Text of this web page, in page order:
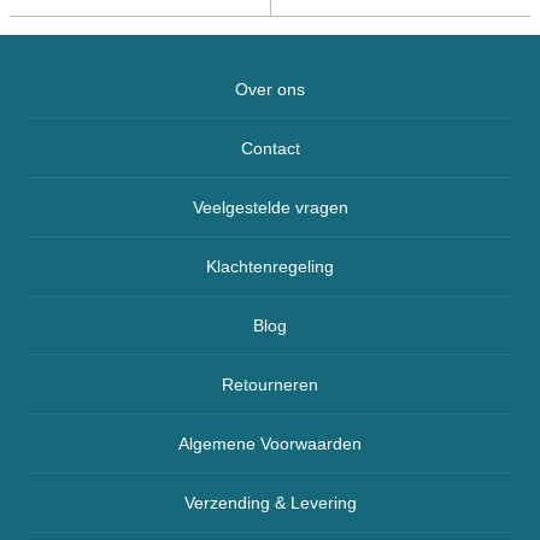
Over ons
Contact
Veelgestelde vragen
Klachtenregeling
Blog
Retourneren
Algemene Voorwaarden
Verzending & Levering